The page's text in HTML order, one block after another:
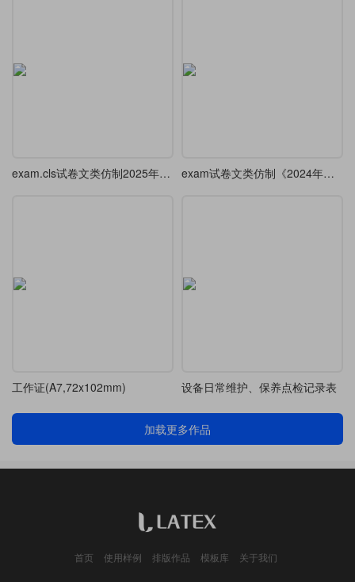
exam.cls试卷文类仿制2025年高考数学试卷（带装订线） exam试卷文类仿制《2024年高考语文试卷》
工作证(A7,72x102mm) 设备日常维护、保养点检记录表
加载更多作品
首页 使用样例 排版作品 模板库 关于我们